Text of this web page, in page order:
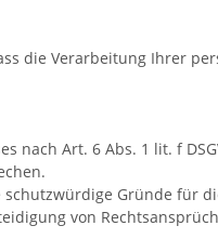
die Verarbeitung Ihrer
Art. 6 Abs. 1 lit. f
Gründe für
von